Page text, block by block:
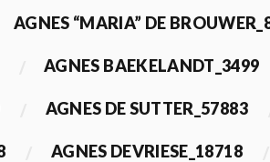
AGNES “MARIA” DE
AGNES BAEKELANDT_3499
AGNES DE SUTTER_57883
AGNES DEVRIESE_18718